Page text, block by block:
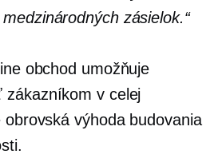
zásielok.“
obchod umožňuje
zákazníkom v celej
obrovská výhoda budovania